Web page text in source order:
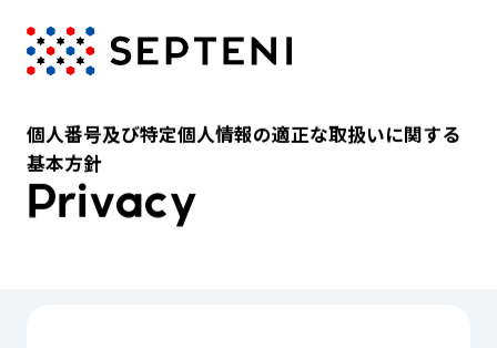
個人番号及び特定個人情報の適正な取扱いに関する
基本方針
Privacy